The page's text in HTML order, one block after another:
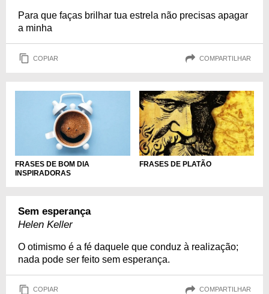
Para que faças brilhar tua estrela não precisas apagar
a minha
COPIAR COMPARTILHAR
FRASES DE BOM DIA
INSPIRADORAS
FRASES DE PLATÃO
Sem esperança
Helen Keller
O otimismo é a fé daquele que conduz à realização;
nada pode ser feito sem esperança.
COPIAR COMPARTILHAR